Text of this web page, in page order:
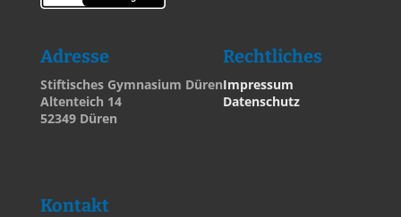
Adresse
Stiftisches Gymnasium Düren
Altenteich 14
52349 Düren
Rechtliches
Impressum
Datenschutz
Kontakt